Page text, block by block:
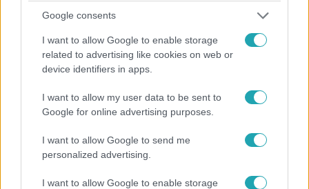
Google consents
I want to allow Google to enable storage
related to advertising like cookies on web or
device identifiers in apps.
I want to allow my user data to be sent to
Google for online advertising purposes.
I want to allow Google to send me
personalized advertising.
I want to allow Google to enable storage
2024. október 26. 21:15
Horváth Tamás testvére is felbukkant az X-Faktor
színpadán